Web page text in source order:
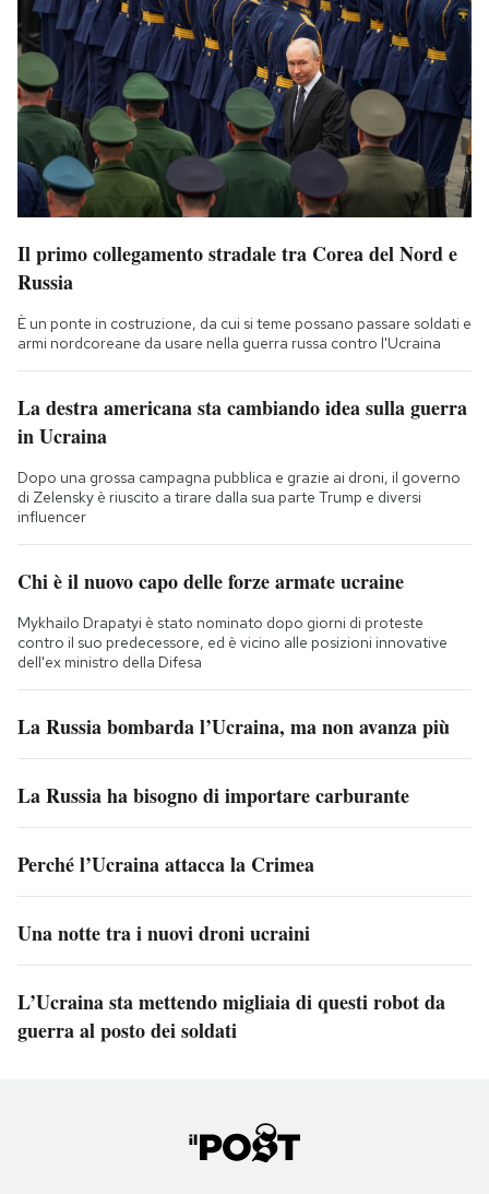
Il primo collegamento stradale tra Corea del Nord e
Russia
È un ponte in costruzione, da cui si teme possano passare soldati e
armi nordcoreane da usare nella guerra russa contro l'Ucraina
La destra americana sta cambiando idea sulla guerra
in Ucraina
Dopo una grossa campagna pubblica e grazie ai droni, il governo
di Zelensky è riuscito a tirare dalla sua parte Trump e diversi
influencer
Chi è il nuovo capo delle forze armate ucraine
Mykhailo Drapatyi è stato nominato dopo giorni di proteste
contro il suo predecessore, ed è vicino alle posizioni innovative
dell'ex ministro della Difesa
La Russia bombarda l’Ucraina, ma non avanza più
La Russia ha bisogno di importare carburante
Perché l’Ucraina attacca la Crimea
Una notte tra i nuovi droni ucraini
L’Ucraina sta mettendo migliaia di questi robot da
guerra al posto dei soldati